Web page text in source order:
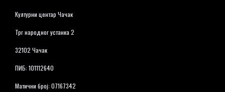
Културни центар Чачак
Трг народног устанка 2
32102 Чачак
ПИБ: 101112640
Матични број: 07167342